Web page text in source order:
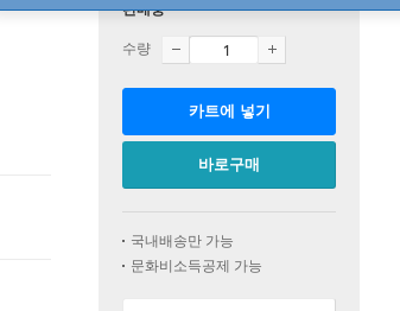
판매중
수량
카트에 넣기
바로구매
국내배송만 가능
문화비소득공제 가능